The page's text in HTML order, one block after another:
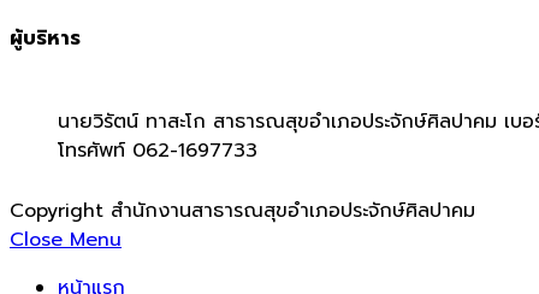
ผู้บริหาร
นายวิรัตน์ ทาสะโก สาธารณสุขอำเภอประจักษ์ศิลปาคม เบอ
โทรศัพท์ 062-1697733
Copyright สำนักงานสาธารณสุขอำเภอประจักษ์ศิลปาคม
Close Menu